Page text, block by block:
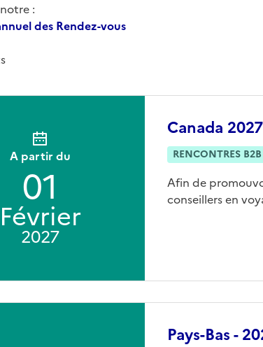
:
des Rendez-vous
Canada
RENCONTRES B2B
Afin de
conseillers en
A partir du
01
Février
2027
Pays-Bas -